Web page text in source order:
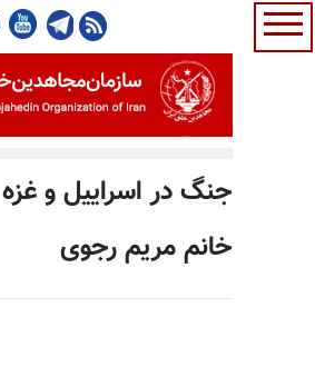
جنگ در اسراییل و
خانم مریم رجوی